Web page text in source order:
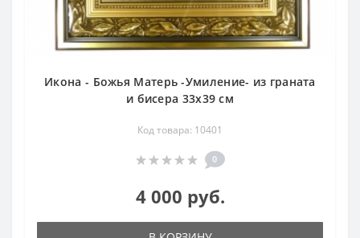
Икона - Божья Матерь -Умиление- из граната
и бисера 33х39 см
Код товара: 10401
0
4 000 руб.